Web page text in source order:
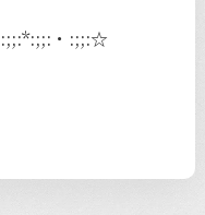
・:;;:☆